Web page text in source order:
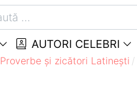
AUTORI CELEBRI
Proverbe și zicători Latineşti